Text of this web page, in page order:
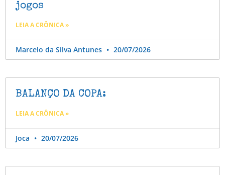
jogos
LEIA A CRÔNICA »
Marcelo da Silva Antunes 20/07/2026
BALANÇO DA COPA:
LEIA A CRÔNICA »
Joca 20/07/2026